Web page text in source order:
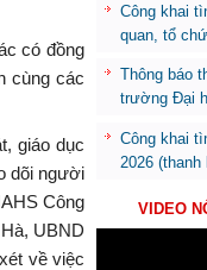
có đồng
cùng các
giáo dục
dõi người
Công
UBND
về việc
Công khai
quan, tổ
Thông báo
trường Đại
Công khai
2026
VIDEO